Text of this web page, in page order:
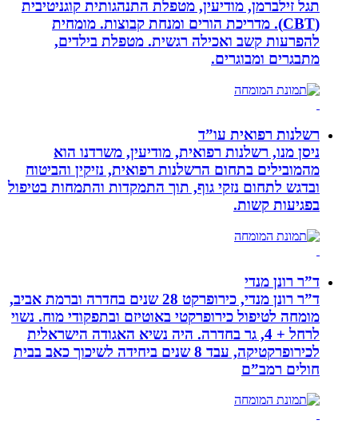
תגל זילברמן, מודיעין, מטפלת התנהגותית קוגניטיבית
(CBT). מדריכת הורים ומנחת קבוצות. מומחית
להפרעות קשב ואכילה רגשית. מטפלת בילדים,
מתבגרים ומבוגרים.
רשלנות רפואית עו”ד
ניסן מנו, רשלנות רפואית, מודיעין, משרדנו הוא
מהמובילים בתחום הרשלנות רפואית, נזיקין והביטוח
ובדגש לתחום נזקי גוף, תוך התמקדות והתמחות בטיפול
בפגיעות קשות.
ד”ר רונן מנדי
ד”ר רונן מנדי, כירופרקט 28 שנים בחדרה וברמת אביב,
מומחה לטיפול כירופרקטי באוטיזם ובתפקודי מוח. נשוי
לרחל + 4, גר בחדרה. היה נשיא האגודה הישראלית
לכירופרקטיקה, עבד 8 שנים ביחידה לשיכוך כאב בבית
חולים רמב”ם